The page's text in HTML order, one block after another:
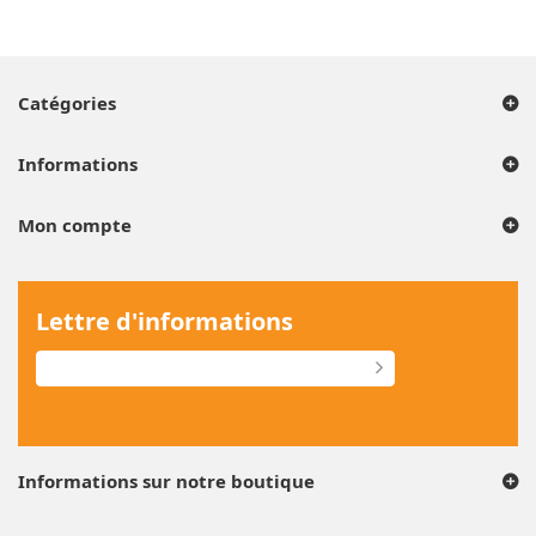
Catégories
Informations
Mon compte
Lettre d'informations
Informations sur notre boutique